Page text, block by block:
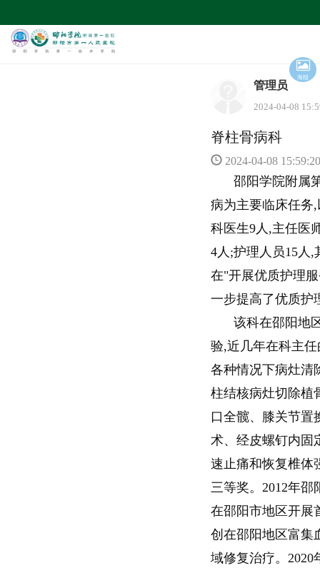
管理员
2024-04-08
脊柱骨病科
2024-04-08 15:59:20
邵阳学院附属
病为主要临床任务
科医生9人,主任医
4人;护理人员15人
在"开展优质护理
一步提高了优质护
该科在邵阳地
验,近几年在科主
各种情况下病灶清
柱结核病灶切除植
口全髋、膝关节置
术、经皮螺钉内固
速止痛和恢复椎体
三等奖。2012年邵
在邵阳市地区开展
创在邵阳地区富集
域修复治疗。
海报